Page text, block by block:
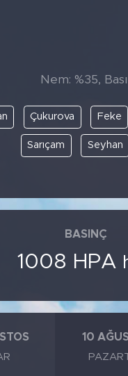
Nem: %35,
Çukurova Feke
Sarıçam Seyhan
BASINÇ
1008 HPA
10